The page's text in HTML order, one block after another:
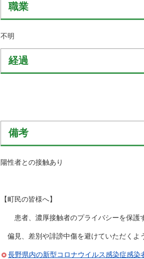
職業
不明
経過
備考
陽性者との接触あり
【町民の皆様へ】
患者、濃厚接触者のプライバシーを保護
偏見、差別や誹謗中傷を避けていただくよ
長野県内の新型コロナウイルス感染症感